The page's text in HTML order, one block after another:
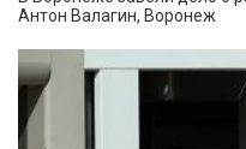
Антон Валагин, Воронеж